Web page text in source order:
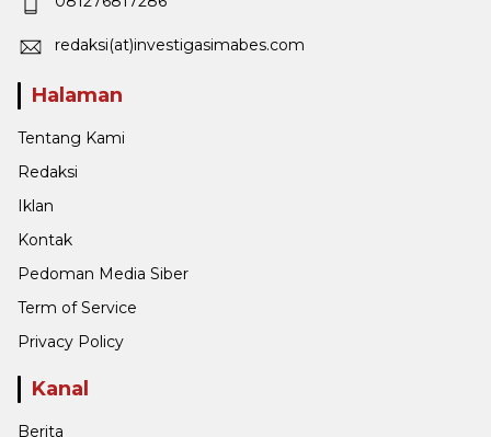
redaksi(at)investigasimabes.com
Halaman
Tentang Kami
Redaksi
Iklan
Kontak
Pedoman Media Siber
Term of Service
Privacy Policy
Kanal
Berita